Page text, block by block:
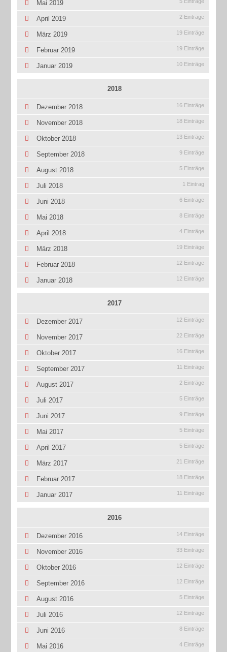
Mai 2019
April 2019 2 Einträge
März 2019 19 Einträge
Februar 2019 19 Einträge
Januar 2019 10 Einträge
2018
Dezember 2018 16 Einträge
November 2018 18 Einträge
Oktober 2018 13 Einträge
September 2018 9 Einträge
August 2018 5 Einträge
Juli 2018 1 Eintrag
Juni 2018 6 Einträge
Mai 2018 8 Einträge
April 2018 4 Einträge
März 2018 19 Einträge
Februar 2018 12 Einträge
Januar 2018 12 Einträge
2017
Dezember 2017 12 Einträge
November 2017 22 Einträge
Oktober 2017 16 Einträge
September 2017 11 Einträge
August 2017 2 Einträge
Juli 2017 5 Einträge
Juni 2017 9 Einträge
Mai 2017 5 Einträge
April 2017 5 Einträge
März 2017 21 Einträge
Februar 2017 18 Einträge
Januar 2017 11 Einträge
2016
Dezember 2016 14 Einträge
November 2016 33 Einträge
Oktober 2016 12 Einträge
September 2016 12 Einträge
August 2016 5 Einträge
Juli 2016 12 Einträge
Juni 2016 8 Einträge
Mai 2016 4 Einträge